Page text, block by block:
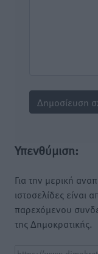
Υπενθύμιση:
Για την μερική
ιστοσελίδες
παρεχόμενου
της Δημοκρατικής.